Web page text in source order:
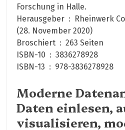
Forschung in Halle.
Herausgeber ‏ : ‎ Rheinwerk Computing; 1. Edition
(28. November 2020)
Broschiert ‏ : ‎ 263 Seiten
ISBN-10 ‏ : ‎ 3836278928
ISBN-13 ‏ : ‎ 978-3836278928
Moderne
Daten einlesen,
visualisieren,